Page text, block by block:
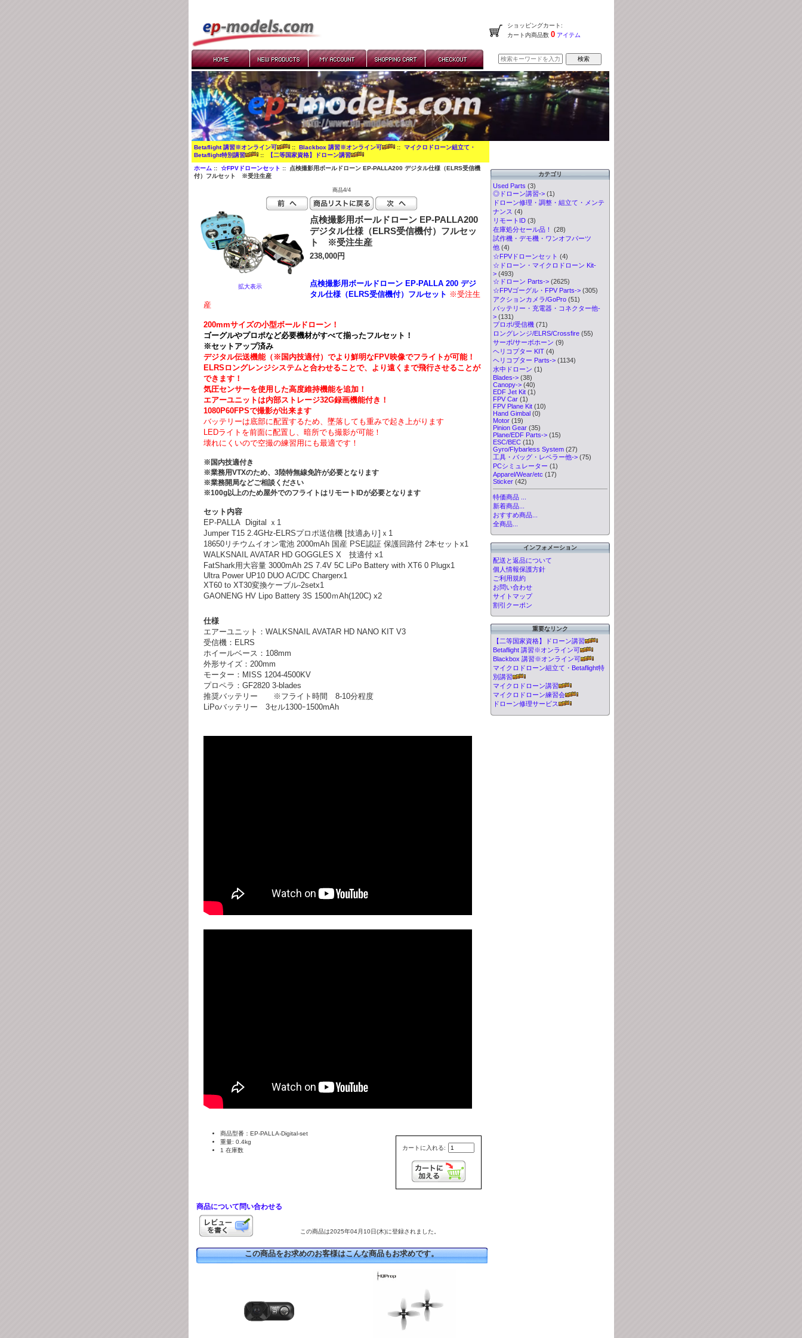
ショッピングカート:
カート内商品数 0アイテム
Betaflight 講習※オンライン可 ::Blackbox 講習※オンライン可 ::マイクロドローン組立て・
Betaflight特別講習
:: 【二等国家資格】ドローン講習
ホーム ::☆FPVドローンセット :: 点検撮影用ボールドローン EP-PALLA200 デジタル仕様（ELRS受信機
付）フルセット ※受注生産
商品4/4
拡大表示
点検撮影用ボールドローン EP-PALLA200
デジタル仕様（ELRS受信機付）フルセッ
ト ※受注生産
238,000円
点検撮影用ボールドローン EP-PALLA 200 デジ
タル仕様（ELRS受信機付）フルセット ※受注生
産
200mmサイズの小型ボールドローン！
ゴーグルやプロポなど必要機材がすべて揃ったフルセット！
※セットアップ済み
デジタル伝送機能（※国内技適付）でより鮮明なFPV映像でフライトが可能！
ELRSロングレンジシステムと合わせることで、より遠くまで飛行させることが
できます！
気圧センサーを使用した高度維持機能を追加！
エアーユニットは内部ストレージ32G録画機能付き！
1080P60FPSで撮影が出来ます
バッテリーは底部に配置するため、墜落しても重みで起き上がります
LEDライトを前面に配置し、暗所でも撮影が可能！
壊れにくいので空撮の練習用にも最適です！
※国内技適付き
※業務用VTXのため、3陸特無線免許が必要となります
※業務開局などご相談ください
※100g以上のため屋外でのフライトはリモートIDが必要となります
セット内容
EP-PALLA Digital ｘ1
Jumper T15 2.4GHz-ELRSプロポ送信機 [技適あり]ｘ1
18650リチウムイオン電池 2000mAh 国産 PSE認証 保護回路付 2本セットx1
WALKSNAIL AVATAR HD GOGGLES X 技適付 x1
FatShark用大容量 3000mAh 2S 7.4V 5C LiPo Battery with XT6 0 Plugx1
Ultra Power UP10 DUO AC/DC Chargerx1
XT60 to XT30変換ケーブル-2setx1
GAONENG HV Lipo Battery 3S 1500ｍAh(120C) x2
仕様
エアーユニット：WALKSNAIL AVATAR HD NANO KIT V3
受信機：ELRS
ホイールベース：108mm
外形サイズ：200mm
モーター：MISS 1204-4500KV
プロペラ：GF2820 3-blades
推奨バッテリー ※フライト時間 8-10分程度
LiPoバッテリー 3セル1300ｰ1500mAh
カートに入れる:
商品型番：EP-PALLA-Digital-set
重量: 0.4kg
1 在庫数
商品について問い合わせる
この商品は2025年04月10日(木)に登録されました。
この商品をお求めのお客様はこんな商品もお求めです。
カテゴリ
Used Parts (3)
◎ドローン講習->(1)
ドローン修理・調整・組立て・メンテ
ナンス (4)
リモートID(3)
在庫処分セール品！
(28)
試作機・デモ機・ワンオフパーツ
他(4)
☆FPVドローンセット (4)
☆ドローン・マイクロドローン Kit-
>(493)
☆ドローン Parts->(2625)
☆FPVゴーグル・FPV Parts->(305)
アクションカメラ/GoPro(51)
バッテリー・充電器・コネクター他-
>(131)
プロポ/受信機(71)
ロングレンジ/ELRS/Crossfire(55)
サーボ/サーボホーン (9)
ヘリコプター KIT(4)
ヘリコプター Parts->(1134)
水中ドローン (1)
Blades->(38)
Canopy->(40)
EDF Jet Kit(1)
FPV Car(1)
FPV Plane Kit(10)
Hand Gimbal(0)
Motor(19)
Pinion Gear(35)
Plane/EDF Parts->(15)
ESC/BEC(11)
Gyro/Flybarless System(27)
工具・バッグ・レベラー他->(75)
PCシミュレーター (1)
Apparel/Wear/etc (17)
Sticker(42)
特価商品 ...
新着商品...
おすすめ商品...
全商品...
インフォメーション
配送と返品について
個人情報保護方針
ご利用規約
お問い合わせ
サイトマップ
割引クーポン
重要なリンク
【二等国家資格】ドローン講習
Betaflight 講習※オンライン可
Blackbox 講習※オンライン可
マイクロドローン組立て・Betaflight特
別講習
マイクロドローン講習
マイクロドローン練習会
ドローン修理サービス